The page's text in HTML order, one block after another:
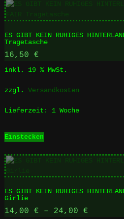
mehrere
Die
Produktseite
werden
ES GIBT KEIN RUHIGES
Tragetasche
16,50 €
inkl. 19 % MwSt.
zzgl. Versandkosten
Lieferzeit: 1 Woche
Einstecken
ES GIBT KEIN RUHIGES
Girlie
14,00 € – 24,00 €